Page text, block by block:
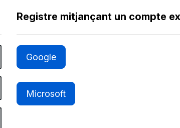
Registre mitjançant un compte
Google
Microsoft